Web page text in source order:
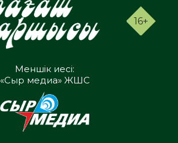
16+
Меншік иесі:
«Сыр медиа» ЖШС